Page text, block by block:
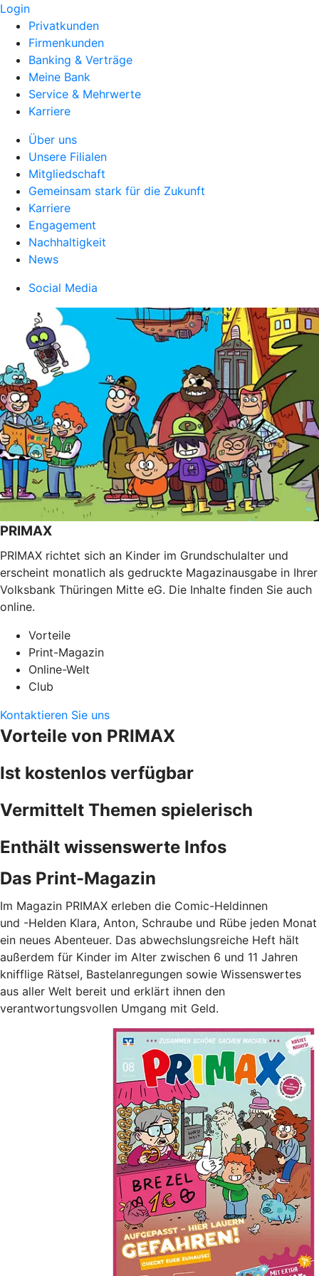
Login
Privatkunden
Firmenkunden
Banking & Verträge
Meine Bank
Service & Mehrwerte
Karriere
Über uns
Unsere Filialen
Mitgliedschaft
Gemeinsam stark für die Zukunft
Karriere
Engagement
Nachhaltigkeit
News
Social Media
PRIMAX
PRIMAX richtet sich an Kinder im Grundschulalter und
erscheint monatlich als gedruckte Magazinausgabe in Ihrer
Volksbank Thüringen Mitte eG. Die Inhalte finden Sie auch
online.
Vorteile
Print-Magazin
Online-Welt
Club
Kontaktieren Sie uns
Vorteile von PRIMAX
Ist kostenlos verfügbar
Vermittelt Themen spielerisch
Enthält wissenswerte Infos
Das Print-Magazin
Im Magazin PRIMAX erleben die Comic-Heldinnen
und -Helden Klara, Anton, Schraube und Rübe jeden Monat
ein neues Abenteuer. Das abwechslungsreiche Heft hält
außerdem für Kinder im Alter zwischen 6 und 11 Jahren
knifflige Rätsel, Bastelanregungen sowie Wissenswertes
aus aller Welt bereit und erklärt ihnen den
verantwortungsvollen Umgang mit Geld.